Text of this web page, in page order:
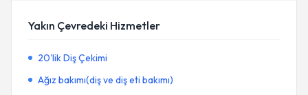
Yakın Çevredeki Hizmetler
20'lik Diş Çekimi
Ağız bakımı(diş ve diş eti bakımı)